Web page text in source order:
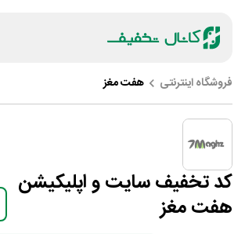
فروشگاه اینترنتی هفت مغز
کد تخفیف سایت و اپلیکیشن
هفت مغز